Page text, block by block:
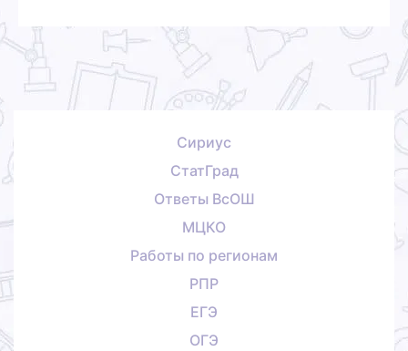
Сириус
СтатГрад
Ответы ВсОШ
МЦКО
Работы по регионам
РПР
ЕГЭ
ОГЭ